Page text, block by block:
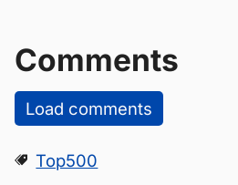
Comments
Load comments
Top500